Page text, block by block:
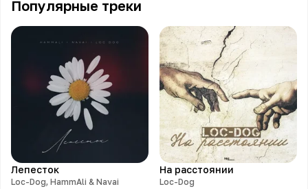
Популярные треки
Лепесток
Loc-Dog, HammAli & Navai
На расстоянии
Loc-Dog